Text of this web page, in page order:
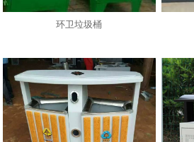
环卫垃圾桶